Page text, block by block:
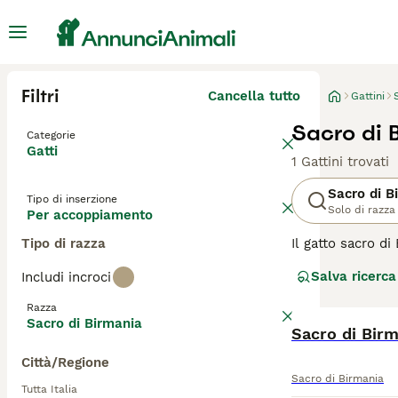
Filtri Cancella tutto
Categorie
Gatti
Tipo di inserzione
Per accoppiamento
Tipo di razza
Includi incroci
Razza
Sacro di Birmania
Città/Regione
Tutta Italia
Gattini
Sacro di
1 Gattini trovati
Sacro di
Solo di razza
Il gatto sacro di
stesso tempo
per cui il
Salva ricerca
Sacro di
Sacro di Birmania